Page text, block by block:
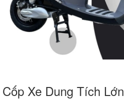
Cốp Xe Dung Tích Lớn